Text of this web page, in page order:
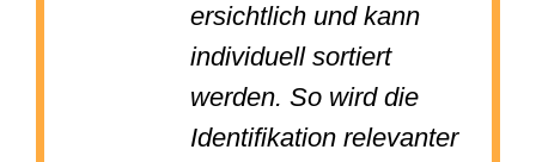
ersichtlich und kann
individuell sortiert
werden. So wird die
Identifikation relevanter